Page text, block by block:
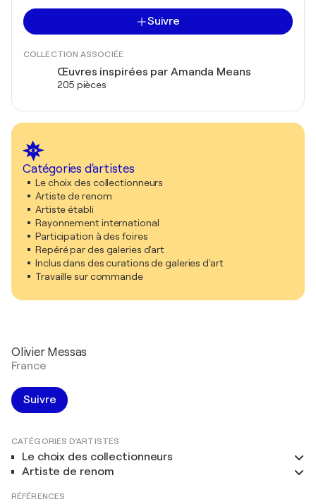
Suivre
COLLECTION ASSOCIÉE
Œuvres inspirées par Amanda Means
205 pièces
Catégories d'artistes
Le choix des collectionneurs
Artiste de renom
Artiste établi
Rayonnement international
Participation à des foires
Repéré par des galeries d'art
Inclus dans des curations de galeries d'art
Travaille sur commande
Olivier Messas
France
Suivre
CATÉGORIES D'ARTISTES
Le choix des collectionneurs
Artiste de renom
RÉFÉRENCES